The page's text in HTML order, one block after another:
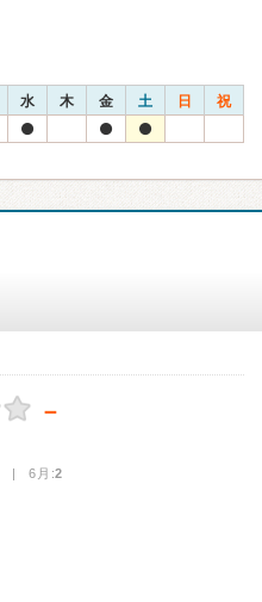
水 木 金 土 日 祝
－
| 6月:2